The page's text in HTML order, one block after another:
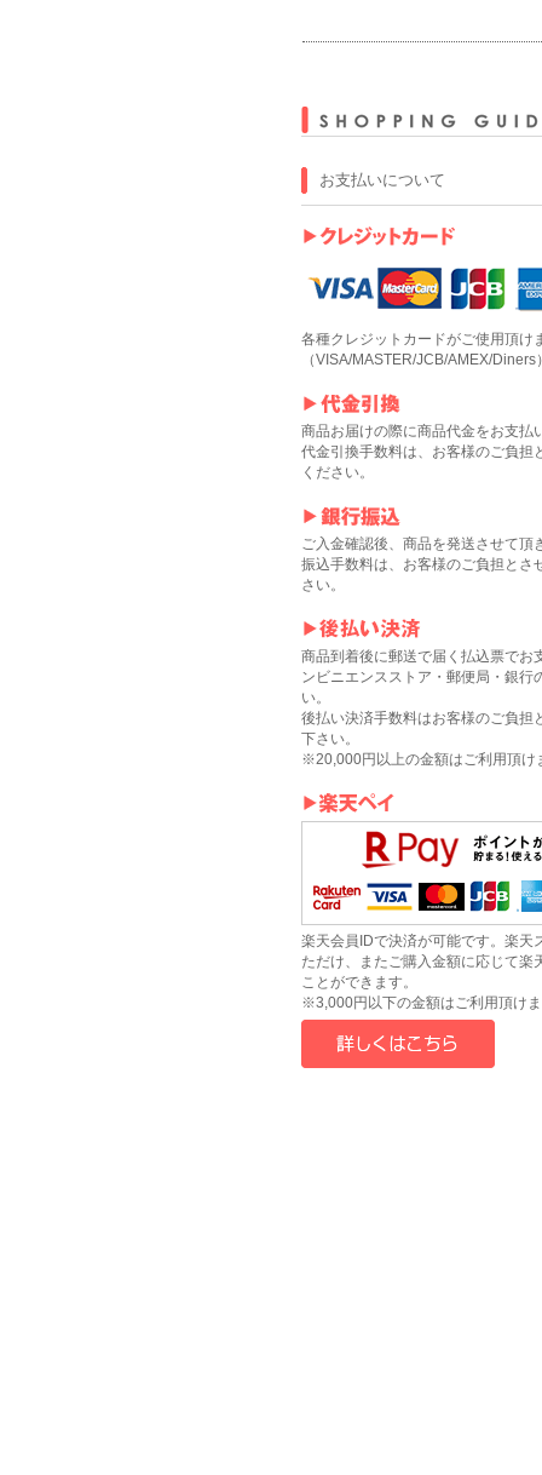
お支払いについて
各種クレジットカードがご使用頂け
（VISA/MASTER/JCB/AMEX/Diners
商品お届けの際に商品代金をお支払
代金引換手数料は、お客様のご負担
ください。
ご入金確認後、商品を発送させて頂
振込手数料は、お客様のご負担とさ
さい。
商品到着後に郵送で届く払込票でお
ンビニエンスストア・郵便局・銀行
い。
後払い決済手数料はお客様のご負担
下さい。
※20,000円以上の金額はご利用頂け
楽天会員IDで決済が可能です。楽天
ただけ、またご購入金額に応じて楽
ことができます。
※3,000円以下の金額はご利用頂け